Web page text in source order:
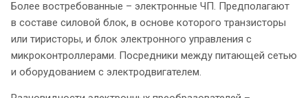
Более востребованные – электронные ЧП. Предполагают
в составе силовой блок, в основе которого транзисторы
или тиристоры, и блок электронного управления с
микроконтроллерами. Посредники между питающей сетью
и оборудованием с электродвигателем.